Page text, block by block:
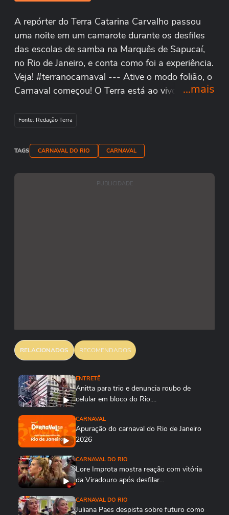
A repórter do Terra Catarina Carvalho passou
uma noite em um camarote durante os desfiles
das escolas de samba na Marquês de Sapucaí,
no Rio de Janeiro, e conta como foi a experiência.
Veja! #terranocarnaval --- Ative o modo folião, o
Carnaval começou! O Terra está ao vivo direto de
Acompanhe a cobertura completa em
#TerraNoCarnaval #TerraAoVivo #Carnaval2024
#Carnaval #Brasil Inscreva-se no canal do Terra
no YouTube ▸ https://www.youtube.com/terra
...mais
Fonte: Redação Terra
TAGS CARNAVAL DO RIO CARNAVAL
PUBLICIDADE
RELACIONADOS RECOMENDADOS
ENTRETÊ
Anitta para trio e denuncia roubo de
celular em bloco do Rio:...
CARNAVAL
Apuração do carnaval do Rio de Janeiro
2026
CARNAVAL DO RIO
Lore Improta mostra reação com vitória
da Viradouro após desfilar...
CARNAVAL DO RIO
Juliana Paes despista sobre futuro como